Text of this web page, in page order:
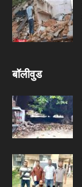
बॉलीवुड